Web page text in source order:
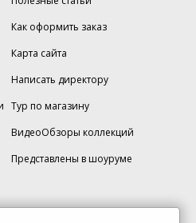
Как оформить заказ
Карта сайта
Написать директору
Тур по магазину
ВидеоОбзоры коллекций
Представлены в шоуруме
ТРЦ "Шоколад" (РИО) Реутов, -1